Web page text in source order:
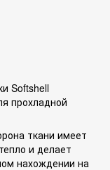
Softshell
прохладной
ткани имеет
и делает
нахождении на